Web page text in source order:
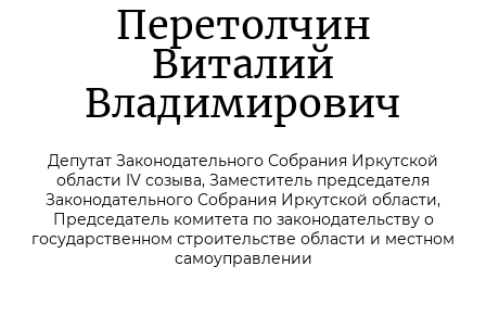
Перетолчин
Виталий
Владимирович
Депутат Законодательного Собрания Иркутской
области IV созыва, Заместитель председателя
Законодательного Собрания Иркутской области,
Председатель комитета по законодательству о
государственном строительстве области и местном
самоуправлении